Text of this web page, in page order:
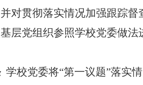
对贯彻落实情况加强跟踪
层党组织参照学校党委做
学校党委将“第一议题”落实